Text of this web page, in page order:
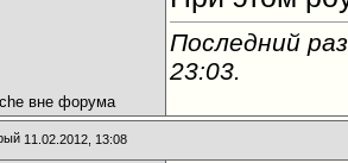
Последний
23:03.
11.02.2012, 13:08